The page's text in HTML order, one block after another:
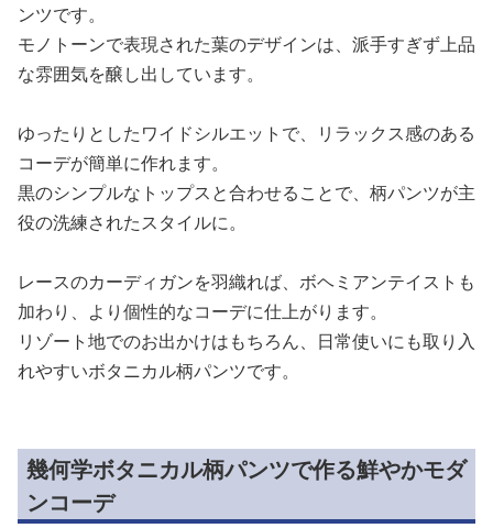
ンツです。
モノトーンで表現された葉のデザインは、派手すぎず上品
な雰囲気を醸し出しています。
ゆったりとしたワイドシルエットで、リラックス感のある
コーデが簡単に作れます。
黒のシンプルなトップスと合わせることで、柄パンツが主
役の洗練されたスタイルに。
レースのカーディガンを羽織れば、ボヘミアンテイストも
加わり、より個性的なコーデに仕上がります。
リゾート地でのお出かけはもちろん、日常使いにも取り入
れやすいボタニカル柄パンツです。
幾何学ボタニカル柄パンツで作る鮮やかモダ
ンコーデ